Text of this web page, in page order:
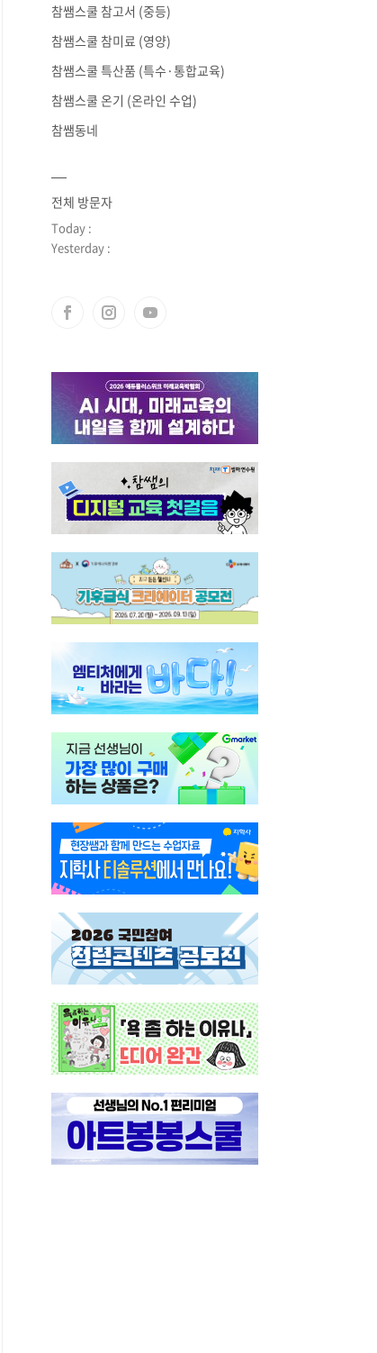
참쌤스쿨 참고서 (중등)
참쌤스쿨 참미료 (영양)
참쌤스쿨 특산품 (특수·통합교육)
참쌤스쿨 온기 (온라인 수업)
참쌤동네
전체 방문자
Today :
Yesterday :